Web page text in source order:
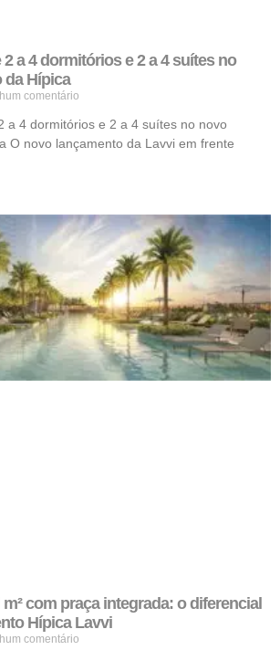
a 4 dormitórios e 2 a 4 suítes no
da Hípica
comentário
4 dormitórios e 2 a 4 suítes no novo
O novo lançamento da Lavvi em frente
com praça integrada: o diferencial
Hípica Lavvi
comentário